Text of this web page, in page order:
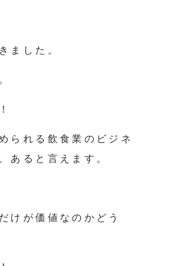
ました。
られる飲食業のビジネ
あると言えます。
けが価値なのかどう